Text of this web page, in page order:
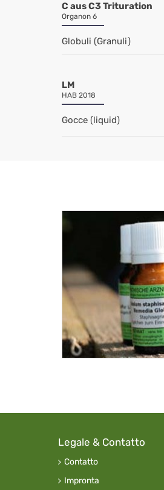
C aus C3 Trituration
Organon 6
Globuli (Granuli)
LM
HAB 2018
Gocce (liquid)
Legale & Contatto
Contatto
Impronta